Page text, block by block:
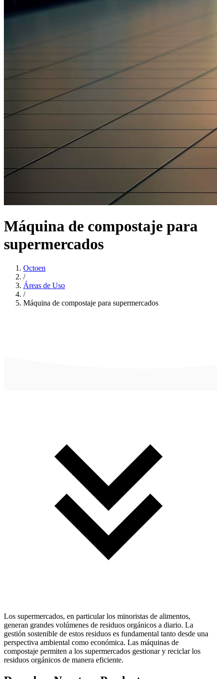
Máquina de compostaje para
supermercados
Octoen
/
Áreas de Uso
/
Máquina de compostaje para supermercados
Los supermercados, en particular los minoristas de alimentos,
generan grandes volúmenes de residuos orgánicos a diario. La
gestión sostenible de estos residuos es fundamental tanto desde una
perspectiva ambiental como económica. Las máquinas de
compostaje permiten a los supermercados gestionar y reciclar los
residuos orgánicos de manera eficiente.